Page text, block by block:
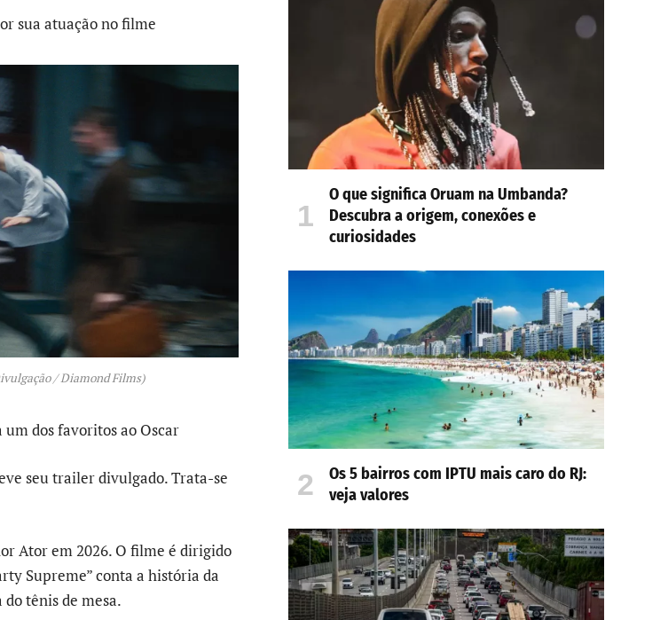
sua atuação no filme
/ Diamond Films)
dos favoritos ao Oscar
seu trailer divulgado. Trata-se
Ator em 2026. O filme é dirigido
Supreme” conta a história da
tênis de mesa.
O que significa Oruam na Umbanda?
Descubra a origem, conexões e
curiosidades
Os 5 bairros com IPTU mais caro do RJ:
veja valores